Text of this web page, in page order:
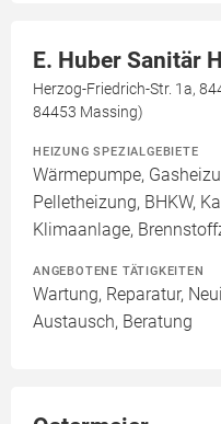
E. Huber Sanitär
Herzog-Friedrich-Str. 1a,
84453 Massing)
HEIZUNG SPEZIALGEBIETE
Wärmepumpe,
Pelletheizung, BHKW,
Klimaanlage,
ANGEBOTENE TÄTIGKEITEN
Wartung, Reparatur,
Austausch, Beratung